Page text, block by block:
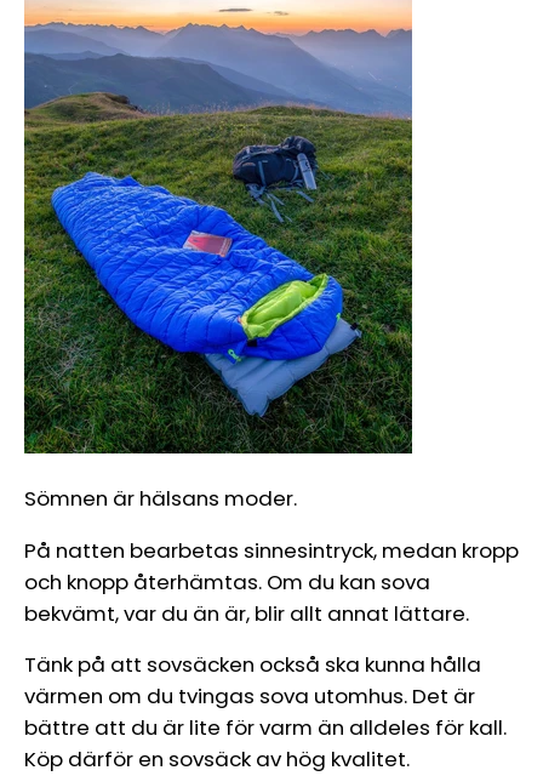
Sömnen är hälsans moder.
På natten bearbetas sinnesintryck, medan kropp
och knopp återhämtas. Om du kan sova
bekvämt, var du än är, blir allt annat lättare.
Tänk på att sovsäcken också ska kunna hålla
värmen om du tvingas sova utomhus. Det är
bättre att du är lite för varm än alldeles för kall.
Köp därför en sovsäck av hög kvalitet.